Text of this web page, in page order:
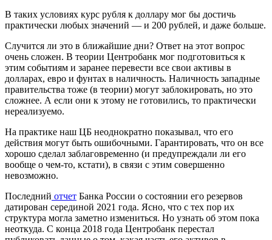
В таких условиях курс рубля к доллару мог бы достичь
практически любых значений — и 200 рублей, и даже больше.
Случится ли это в ближайшие дни? Ответ на этот вопрос
очень сложен. В теории Центробанк мог подготовиться к
этим событиям и заранее перевести все свои активы в
долларах, евро и фунтах в наличность. Наличность западные
правительства тоже (в теории) могут заблокировать, но это
сложнее. А если они к этому не готовились, то практически
нереализуемо.
На практике наш ЦБ неоднократно показывал, что его
действия могут быть ошибочными. Гарантировать, что он все
хорошо сделал заблаговременно (и предупреждали ли его
вообще о чем-то, кстати), в связи с этим совершенно
невозможно.
Последний отчет Банка России о состоянии его резервов
датирован серединой 2021 года. Ясно, что с тех пор их
структура могла заметно измениться. Но узнать об этом пока
неоткуда. С конца 2018 года Центробанк перестал